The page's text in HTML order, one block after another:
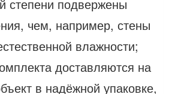
степени подвержены
чем, например, стены
влажности;
доставляются на
в надёжной упаковке,